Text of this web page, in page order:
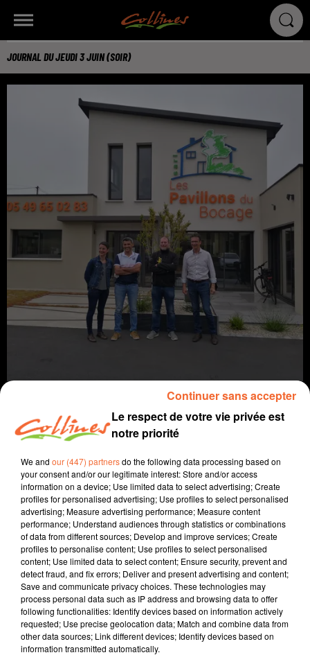
JOURNAL DU JEUDI 3 JUIN (SOIR)
3 juin 2021 - 12 min 22 sec
JOURNAL DU JEUDI 3 JUIN (SOIR)
Fabien Gazeau
L'info près de chez vous
Présenté par Fabien Gazeau
- Retour sur la qualification d'Hugo Hay aux JO
- Deux cyclistes handisports vont relever un beau défi
demain dans les Pyrénées
Le respect de votre vie privée est
notre priorité
We and our (447) partnersdo the following data processing based on
your consent and/or our legitimate interest: Store and/or access
information on a device; Use limited data to select advertising; Create
profiles for personalised advertising; Use profiles to select personalised
advertising; Measure advertising performance; Measure content
performance; Understand audiences through statistics or combinations
of data from different sources; Develop and improve services; Create
profiles to personalise content; Use profiles to select personalised
content; Use limited data to select content; Ensure security, prevent and
detect fraud, and fix errors; Deliver and present advertising and content;
Save and communicate privacy choices. These technologies may
process personal data such as IP address and browsing data to offer
following functionalities: Identify devices based on information actively
requested; Use precise geolocation data; Match and combine data from
other data sources; Link different devices; Identify devices based on
information transmitted automatically.
Continuer sans accepter